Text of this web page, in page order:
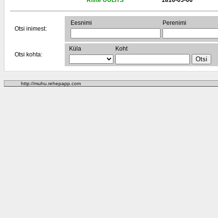
Otsi inimest:
Eesnimi Perenimi
Otsi kohta:
Küla Koht
http://muhu.rehepapp.com